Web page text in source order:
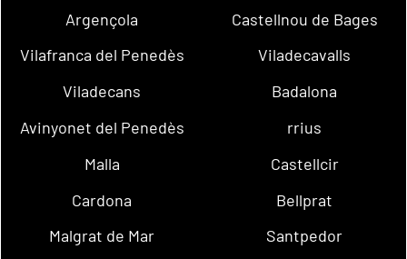
Argençola
Castellnou de Bages
Vilafranca del Penedès
Viladecavalls
Viladecans
Badalona
Avinyonet del Penedès
rrius
Malla
Castellcir
Cardona
Bellprat
Malgrat de Mar
Santpedor